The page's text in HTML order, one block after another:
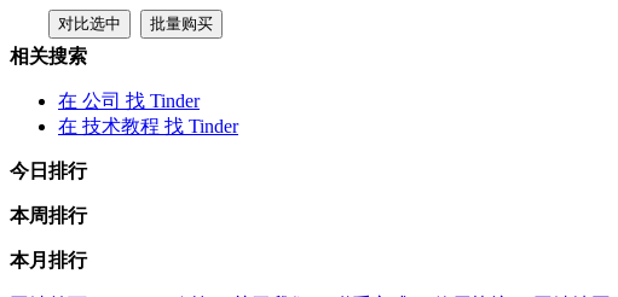
相关搜索
在 公司 找 Tinder
在 技术教程 找 Tinder
今日排行
本周排行
本月排行